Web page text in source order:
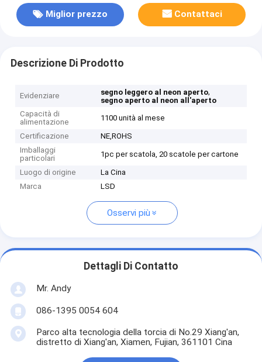
Miglior prezzo Contattaci
Descrizione Di Prodotto
Evidenziare segno leggero al neon aperto,
segno aperto al neon all'aperto
Capacità di
alimentazione
1100 unità al mese
Certificazione
NE,ROHS
Imballaggi
particolari
1pc per scatola, 20 scatole per cartone
Luogo di origine
La Cina
Marca
LSD
Osservi più
Dettagli Di Contatto
Mr. Andy
086-1395 0054 604
Parco alta tecnologia della torcia di No.29 Xiang'an,
distretto di Xiang'an, Xiamen, Fujian, 361101 Cina